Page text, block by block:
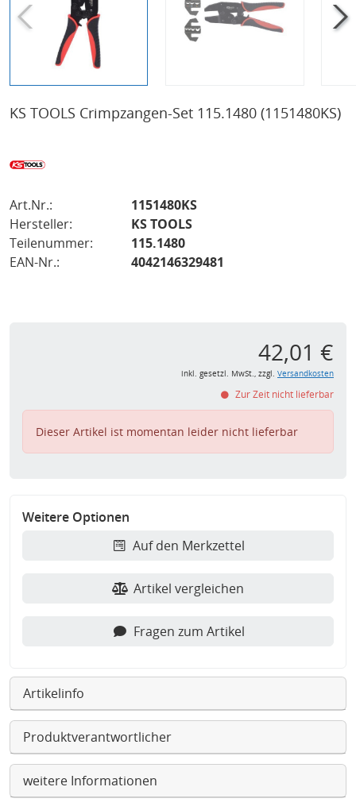
KS TOOLS Crimpzangen-Set 115.1480 (1151480KS)
Art.Nr.:
1151480KS
Hersteller:
KS TOOLS
Teilenummer:
115.1480
EAN-Nr.:
4042146329481
42,01 €
inkl. gesetzl. MwSt., zzgl. Versandkosten
Zur Zeit nicht lieferbar
Dieser Artikel ist momentan leider nicht lieferbar
Weitere Optionen
Auf den Merkzettel
Artikel vergleichen
Fragen zum Artikel
Artikelinfo
Produktverantwortlicher
weitere Informationen